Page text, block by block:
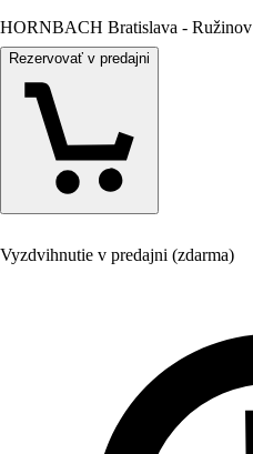
HORNBACH Bratislava - Ružinov
Rezervovať v predajni
Vyzdvihnutie v predajni (zdarma)